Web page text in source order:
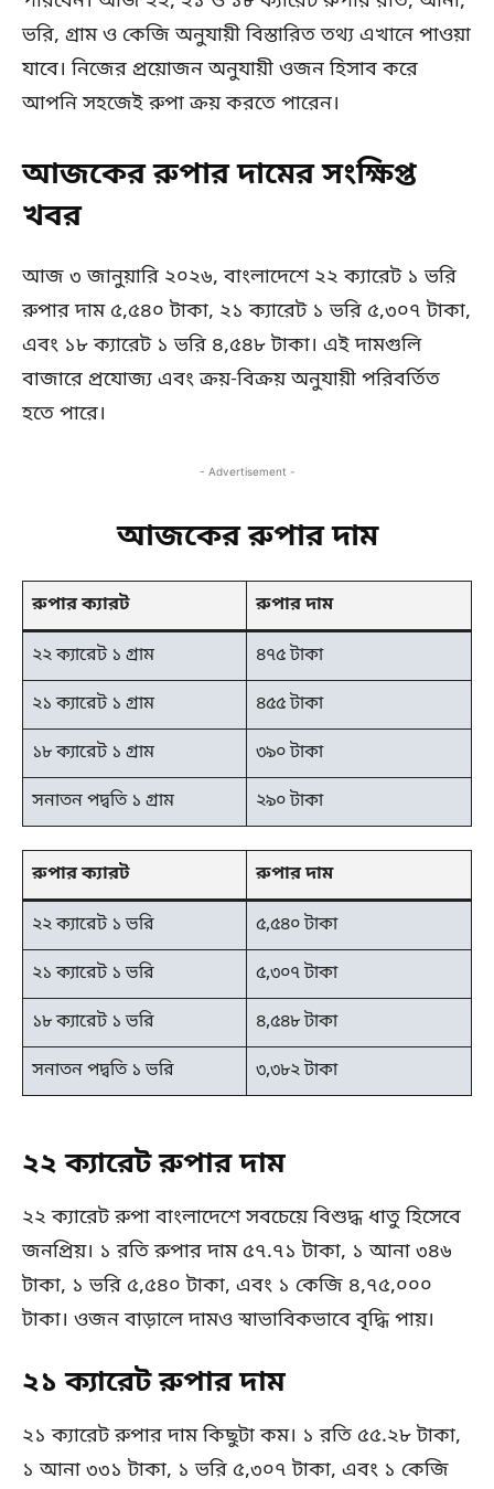
ভরি, গ্রাম ও কেজি অনুযায়ী বিস্তারিত তথ্য এখানে পাওয়া
যাবে। নিজের প্রয়োজন অনুযায়ী ওজন হিসাব করে
আপনি সহজেই রুপা ক্রয় করতে পারেন।
আজকের রুপার দামের সংক্ষিপ্ত
খবর
আজ ৩ জানুয়ারি ২০২৬, বাংলাদেশে ২২ ক্যারেট ১ ভরি
রুপার দাম ৫,৫৪০ টাকা, ২১ ক্যারেট ১ ভরি ৫,৩০৭ টাকা,
এবং ১৮ ক্যারেট ১ ভরি ৪,৫৪৮ টাকা। এই দামগুলি
বাজারে প্রযোজ্য এবং ক্রয়-বিক্রয় অনুযায়ী পরিবর্তিত
হতে পারে।
- Advertisement -
আজকের রুপার দাম
রুপার ক্যারট রুপার দাম
২২ ক্যারেট ১ গ্রাম
৪৭৫ টাকা
২১ ক্যারেট ১ গ্রাম
৪৫৫ টাকা
১৮ ক্যারেট ১ গ্রাম
৩৯০ টাকা
সনাতন পদ্বতি ১ গ্রাম
২৯০ টাকা
রুপার ক্যারট রুপার দাম
২২ ক্যারেট ১ ভরি
৫,৫৪০ টাকা
২১ ক্যারেট ১ ভরি
৫,৩০৭ টাকা
১৮ ক্যারেট ১ ভরি
৪,৫৪৮ টাকা
সনাতন পদ্বতি ১ ভরি
৩,৩৮২ টাকা
২২ ক্যারেট রুপার দাম
২২ ক্যারেট রুপা বাংলাদেশে সবচেয়ে বিশুদ্ধ ধাতু হিসেবে
জনপ্রিয়। ১ রতি রুপার দাম ৫৭.৭১ টাকা, ১ আনা ৩৪৬
টাকা, ১ ভরি ৫,৫৪০ টাকা, এবং ১ কেজি ৪,৭৫,০০০
টাকা। ওজন বাড়ালে দামও স্বাভাবিকভাবে বৃদ্ধি পায়।
২১ ক্যারেট রুপার দাম
২১ ক্যারেট রুপার দাম কিছুটা কম। ১ রতি ৫৫.২৮ টাকা,
১ আনা ৩৩১ টাকা, ১ ভরি ৫,৩০৭ টাকা, এবং ১ কেজি